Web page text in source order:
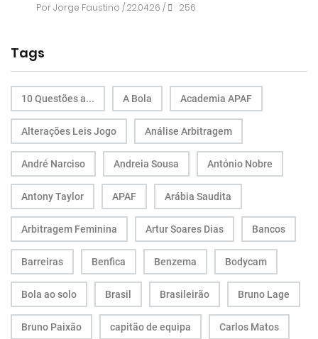
PorJorge Faustino / 22.04.26 / 256
Tags
10 Questões a... A Bola Academia APAF
Alterações Leis Jogo Análise Arbitragem
André Narciso Andreia Sousa António Nobre
Antony Taylor APAF Arábia Saudita
Arbitragem Feminina Artur Soares Dias Bancos
Barreiras Benfica Benzema Bodycam
Bola ao solo Brasil Brasileirão Bruno Lage
Bruno Paixão capitão de equipa Carlos Matos